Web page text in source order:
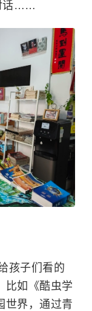
话……
孩子们看的
比如《酷虫学
世界，通过青